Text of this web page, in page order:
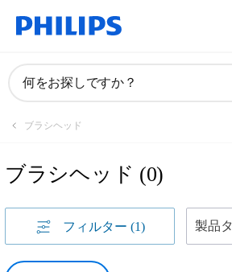
何をお探しですか？
ブラシヘッド
ブラシヘッド (0)
フィルター (1)